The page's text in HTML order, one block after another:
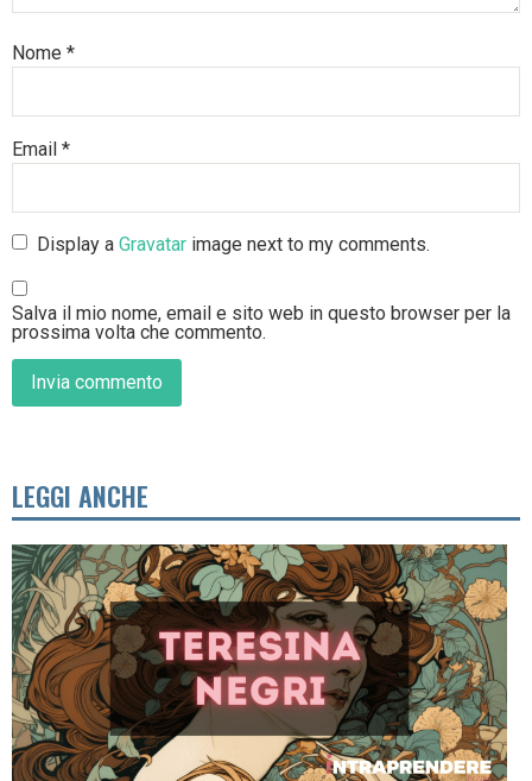
Nome *
Email *
Display aGravatar image next to my comments.
Salva il mio nome, email e sito web in questo browser per la
prossima volta che commento.
LEGGI ANCHE